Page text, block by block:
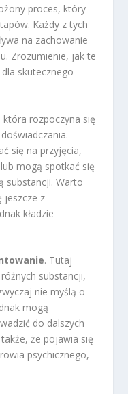
proces, który
Każdy z tych
na zachowanie
Zrozumienie, jak te
skutecznego
która rozpoczyna się
się na przyjęcia,
mogą spotkać się
substancji. Warto
jeszcze z
kładzie
. Tutaj
substancji,
nie myślą o
mogą
do dalszych
że pojawia się
psychicznego,